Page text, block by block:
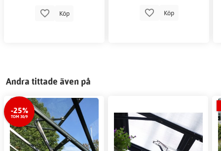
Köp Köp
Andra tittade även på
-25%
TOM 30/9